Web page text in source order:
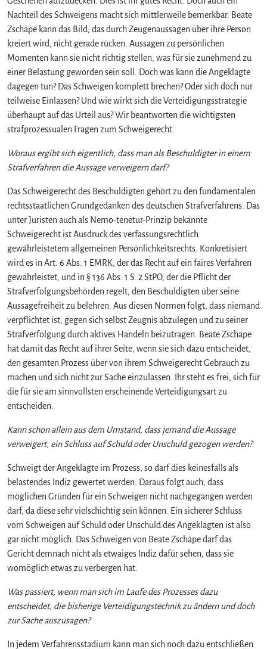
e
n
i
s
t
i
b
e
–
S
h
w
e
g
i
s
t
G
o
l
d
Nachteil des Schweigens macht sich mittlerweile bemerkbar. Beate
Zschäpe kann das Bild, das durch Zeugenaussagen über ihre Person
kreiert wird, nicht gerade rücken. Aussagen zu persönlichen
Momenten kann sie nicht richtig stellen, was für sie zunehmend zu
einer Belastung geworden sein soll. Doch was kann die Angeklagte
dagegen tun? Das Schweigen komplett brechen? Oder sich doch nur
teilweise Einlassen? Und wie wirkt sich die Verteidigungsstrategie
überhaupt auf das Urteil aus? Wir beantworten die wichtigsten
strafprozessualen Fragen zum Schweigerecht.
Woraus ergibt sich eigentlich, dass man als Beschuldigter in einem
Strafverfahren die Aussage verweigern darf?
Das Schweigerecht des Beschuldigten gehört zu den fundamentalen
rechtsstaatlichen Grundgedanken des deutschen Strafverfahrens. Das
unter Juristen auch als Nemo-tenetur-Prinzip bekannte
Schweigerecht ist Ausdruck des verfassungsrechtlich
gewährleistetem allgemeinen Persönlichkeitsrechts. Konkretisiert
wird es in Art. 6 Abs. 1 EMRK, der das Recht auf ein faires Verfahren
gewährleistet, und in § 136 Abs. 1 S. 2 StPO, der die Pflicht der
Strafverfolgungsbehörden regelt, den Beschuldigten über seine
Aussagefreiheit zu belehren. Aus diesen Normen folgt, dass niemand
verpflichtet ist, gegen sich selbst Zeugnis abzulegen und zu seiner
Strafverfolgung durch aktives Handeln beizutragen. Beate Zschäpe
hat damit das Recht auf ihrer Seite, wenn sie sich dazu entscheidet,
den gesamten Prozess über von ihrem Schweigerecht Gebrauch zu
machen und sich nicht zur Sache einzulassen. Ihr steht es frei, sich für
die für sie am sinnvollsten erscheinende Verteidigungsart zu
entscheiden.
Kann schon allein aus dem Umstand, dass jemand die Aussage
verweigert, ein Schluss auf Schuld oder Unschuld gezogen werden?
Schweigt der Angeklagte im Prozess, so darf dies keinesfalls als
belastendes Indiz gewertet werden. Daraus folgt auch, dass
möglichen Gründen für ein Schweigen nicht nachgegangen werden
darf, da diese sehr vielschichtig sein können. Ein sicherer Schluss
vom Schweigen auf Schuld oder Unschuld des Angeklagten ist also
gar nicht möglich. Das Schweigen von Beate Zschäpe darf das
Gericht demnach nicht als etwaiges Indiz dafür sehen, dass sie
womöglich etwas zu verbergen hat.
Was passiert, wenn man sich im Laufe des Prozesses dazu
entscheidet, die bisherige Verteidigungstechnik zu ändern und doch
zur Sache auszusagen?
In jedem Verfahrensstadium kann man sich noch dazu entschließen